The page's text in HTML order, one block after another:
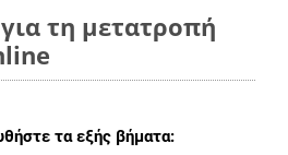
τη μετατροπή
τα εξής βήματα: